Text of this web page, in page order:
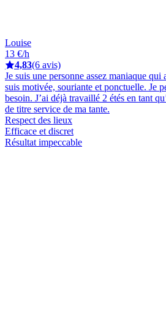
Louise
13 €/h
4,83(6 avis)
Je suis une personne assez maniaque qui
suis motivée, souriante et ponctuelle. Je
besoin. J’ai déjà travaillé 2 étés en tant
de titre service de ma tante.
Respect des lieux
Efficace et discret
Résultat impeccable